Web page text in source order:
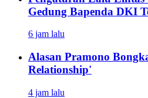
Gedung Bapenda DKI
6 jam lalu
Alasan Pramono
Relationship'
4 jam lalu